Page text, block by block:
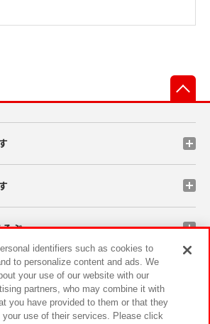
ぶ
ペーン
identifiers such as cookies to
to personalize content and ads. We
your use of our website with our
partners, who may combine it with
you have provided to them or that they
your use of their services. Please click